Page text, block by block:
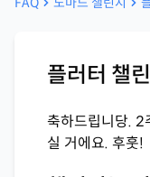
플러터 챌
축하드립니당. 2
실 거에요. 후훗!